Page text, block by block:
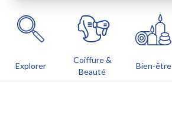
Explorer
Coiffure &
Beauté
Bien-être